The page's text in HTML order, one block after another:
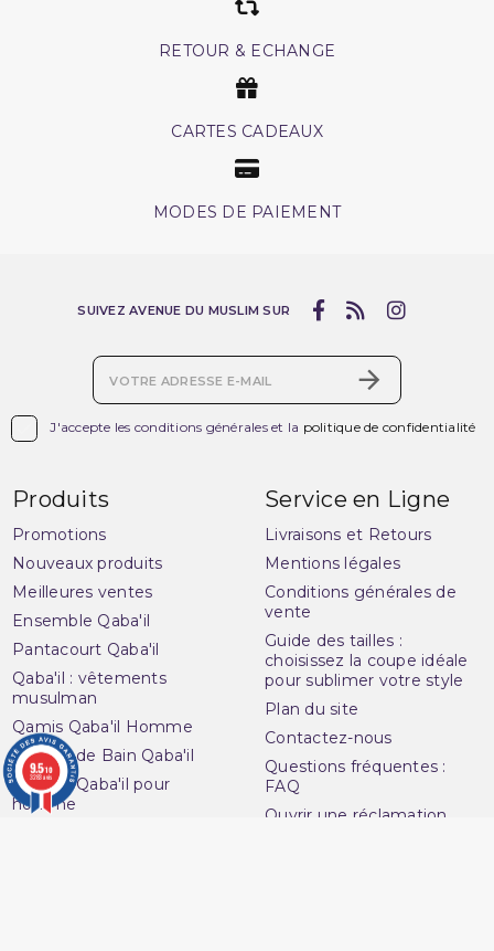
RETOUR & ECHANGE
CARTES CADEAUX
MODES DE PAIEMENT
J'accepte les conditions générales et la politique de confidentialité
SUIVEZ AVENUE DU MUSLIM SUR
Produits
Promotions
Nouveaux produits
Meilleures ventes
Ensemble Qaba'il
Pantacourt Qaba'il
Qaba'il : vêtements
musulman
Qamis Qaba'il Homme
Sarouel de Bain Qaba'il
Sarouel Qaba'il pour
homme
Service en Ligne
Livraisons et Retours
Mentions légales
Conditions générales de
vente
Guide des tailles :
choisissez la coupe idéale
pour sublimer votre style
Plan du site
Contactez-nous
Questions fréquentes :
FAQ
Ouvrir une réclamation
9.5/10
3283 avis